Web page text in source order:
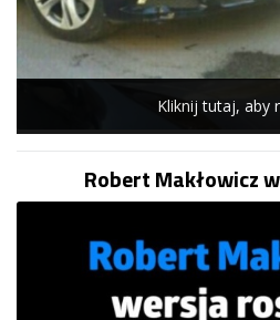
Kliknij tutaj, aby
Robert Makłowicz